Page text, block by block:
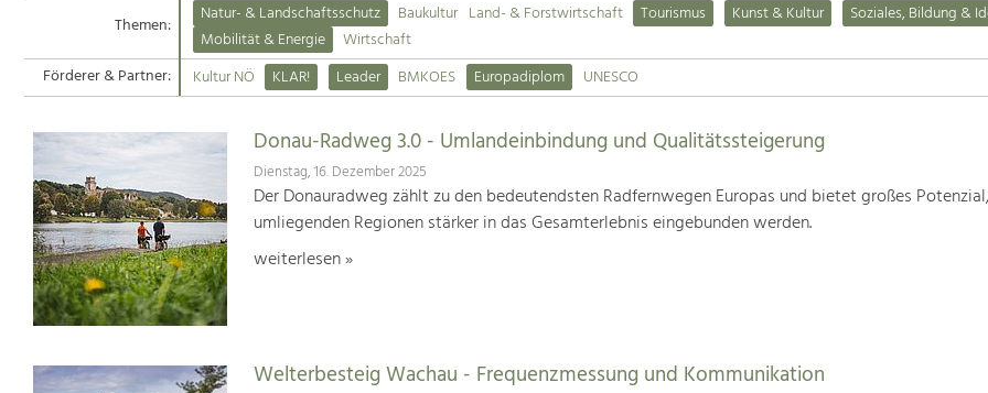
Themen: Natur- & Landschaftsschutz Baukultur Land- & Forstwirtschaft Tourismus Kunst & Kultur
Soziales, Bildung &
Mobilität & Energie
Wirtschaft
Förderer & Partner:
Kultur NÖ KLAR! Leader BMKOES Europadiplom UNESCO
Donau-Radweg 3.0 - Umlandeinbindung und Qualitätssteigerung
Dienstag, 16. Dezember 2025
Der Donauradweg zählt zu den bedeutendsten Radfernwegen Europas und bietet großes
umliegenden Regionen stärker in das Gesamterlebnis eingebunden werden.
weiterlesen »
Welterbesteig Wachau - Frequenzmessung und Kommunikation